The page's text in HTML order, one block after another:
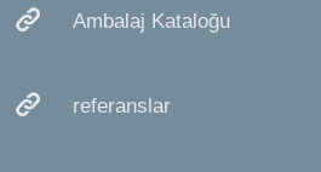
Ambalaj Kataloğu
referanslar